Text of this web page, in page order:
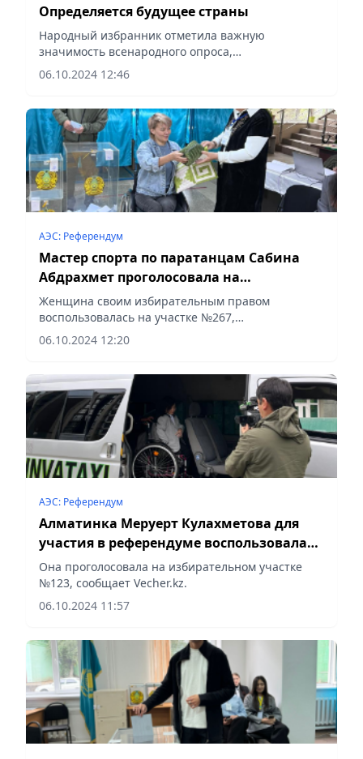
Определяется будущее страны
Народный избранник отметила важную
значимость всенародного опроса,
сообщает Vecher.kz.
06.10.2024 12:46
АЭС: Референдум
Мастер спорта по паратанцам Сабина
Абдрахмет проголосовала на
референдуме
Женщина своим избирательным правом
воспользовалась на участке №267,
сообщает Vecher.kz.
06.10.2024 12:20
АЭС: Референдум
Алматинка Меруерт Кулахметова для
участия в референдуме воспользовалась
услугой инватакси
Она проголосовала на избирательном участке
№123, сообщает Vecher.kz.
06.10.2024 11:57